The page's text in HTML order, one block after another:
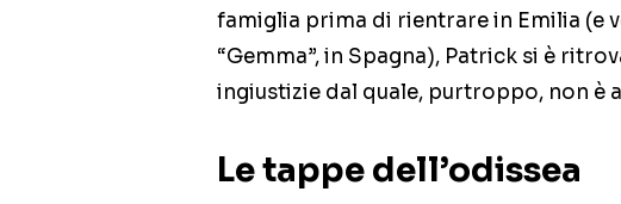
famiglia prima di rientrare in Emilia (e
“Gemma”, in Spagna), Patrick si è
ingiustizie dal quale, purtroppo, non è
Le tappe dell’odissea